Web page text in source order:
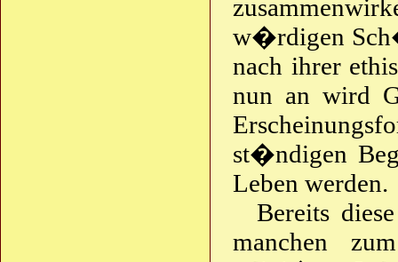
w�rdigen
nach ihrer
nun an wird
st�ndigen
Leben werden.
Bereits
manchen